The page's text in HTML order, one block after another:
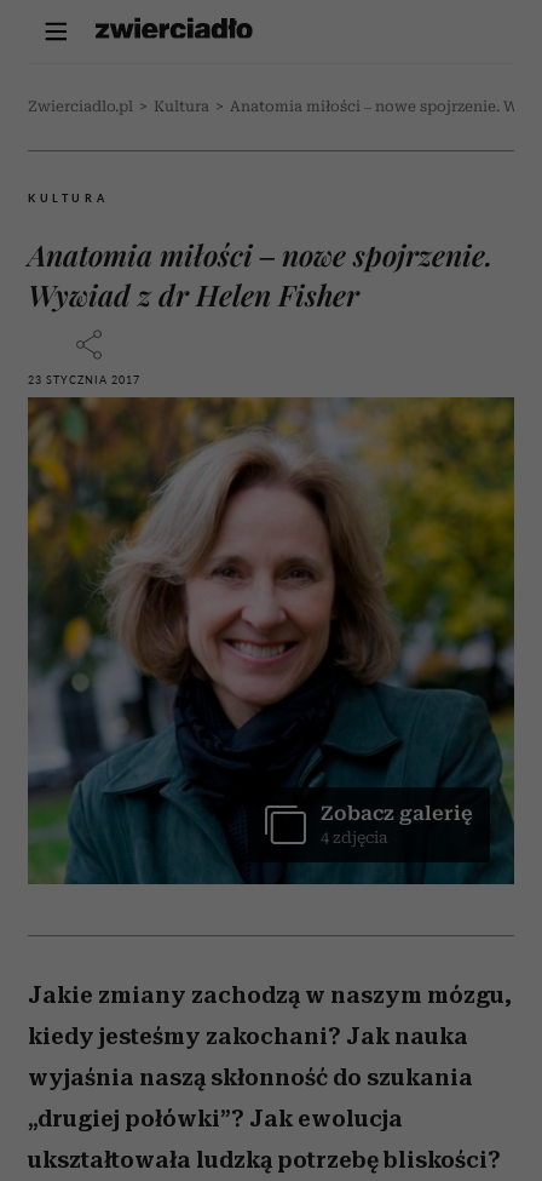
Zwierciadlo.pl > Kultura > Anatomia miłości – nowe spojrzenie.
KULTURA
Anatomia miłości – nowe spojrzenie.
Wywiad z dr Helen Fisher
23 STYCZNIA 2017
Zobacz galerię
4 zdjęcia
Jakie zmiany zachodzą w naszym mózgu,
kiedy jesteśmy zakochani? Jak nauka
wyjaśnia naszą skłonność do szukania
„drugiej połówki”? Jak ewolucja
ukształtowała ludzką potrzebę bliskości?